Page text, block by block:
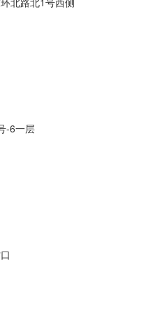
-6一层